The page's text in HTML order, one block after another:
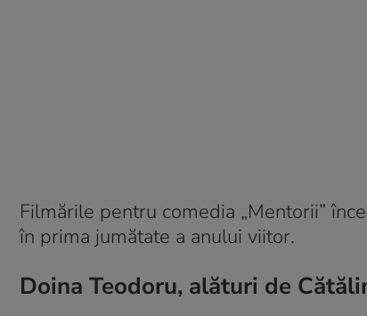
Filmările pentru comedia „Mentorii”
în prima jumătate a anului viitor.
Doina Teodoru, alături de